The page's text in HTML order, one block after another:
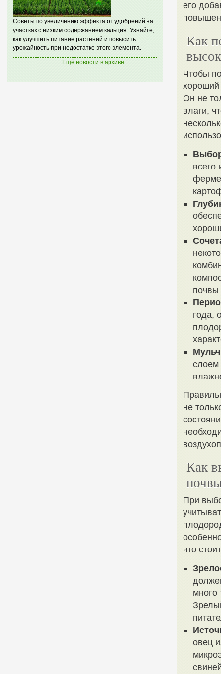
Советы по увеличению эффекта от удобрений на
участках с низким содержанием кальция. Узнайте,
как улучшить питание растений и повысить
урожайность при недостатке этого элемента.
Ещё новости в архиве...
его
Как
Чтобы
хороший
Он не
влаги,
всего
почвы
года,
слоем
не
Как
При
что
много
овец